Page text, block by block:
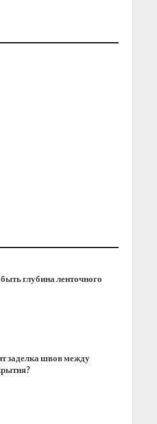
глубина ленточного
заделка швов между